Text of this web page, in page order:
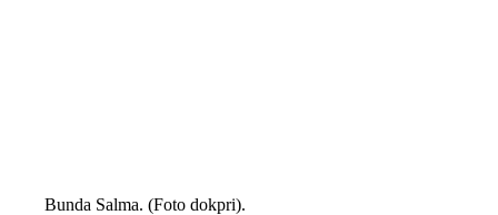
Bunda Salma. (Foto dokpri).